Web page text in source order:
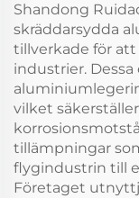
Shandong
skräddarsydda
tillverkade för
industrier.
vilket
tillämpningar
flygindustrin till
Företaget